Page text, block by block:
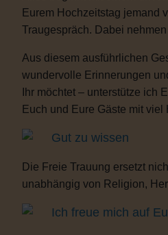
Eurem Hochzeitstag jemand
Traugespräch. Dabei
Aus diesem ausführlichen
wundervolle Erinnerungen
Ihr möchtet – unterstütze ich
Euch und Eure Gäste mit
Gut zu wissen
Die Freie Trauung ersetzt
unabhängig von Religion,
Ich freue mich auf